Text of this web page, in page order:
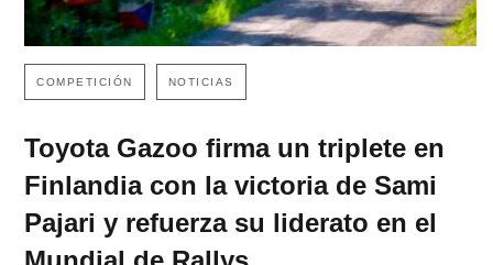
COMPETICIÓN NOTICIAS
Toyota Gazoo firma un triplete en
Finlandia con la victoria de Sami
Pajari y refuerza su liderato en el